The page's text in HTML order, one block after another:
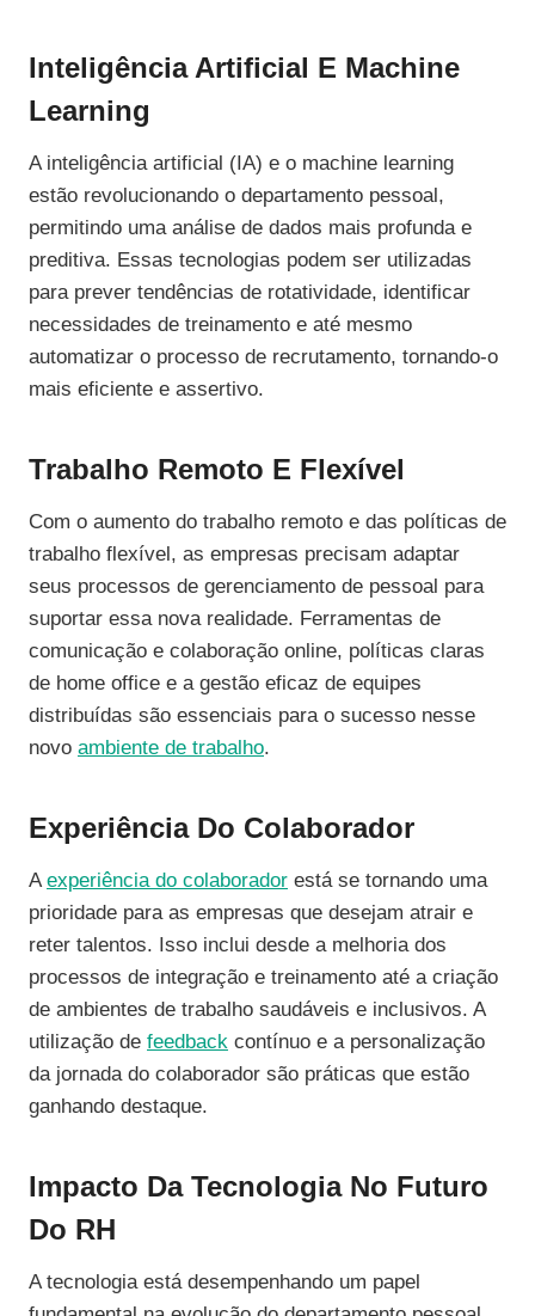
Inteligência Artificial E Machine
Learning
A inteligência artificial (IA) e o machine learning
estão revolucionando o departamento pessoal,
permitindo uma análise de dados mais profunda e
preditiva. Essas tecnologias podem ser utilizadas
para prever tendências de rotatividade, identificar
necessidades de treinamento e até mesmo
automatizar o processo de recrutamento, tornando-o
mais eficiente e assertivo.
Trabalho Remoto E Flexível
Com o aumento do trabalho remoto e das políticas de
trabalho flexível, as empresas precisam adaptar
seus processos de gerenciamento de pessoal para
suportar essa nova realidade. Ferramentas de
comunicação e colaboração online, políticas claras
de home office e a gestão eficaz de equipes
distribuídas são essenciais para o sucesso nesse
novo ambiente de trabalho.
Experiência Do Colaborador
A experiência do colaborador está se tornando uma
prioridade para as empresas que desejam atrair e
reter talentos. Isso inclui desde a melhoria dos
processos de integração e treinamento até a criação
de ambientes de trabalho saudáveis e inclusivos. A
utilização de feedback contínuo e a personalização
da jornada do colaborador são práticas que estão
ganhando destaque.
Impacto Da Tecnologia No Futuro
Do RH
A tecnologia está desempenhando um papel